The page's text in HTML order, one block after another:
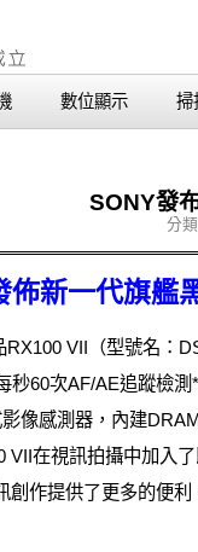
數位顯示 掃
SONY發
分
佈新一代旗艦
VII（型號名：
60次AF/AE追蹤檢
像感測器，內建
VII在視訊拍攝中加入
作提供了更多的便利